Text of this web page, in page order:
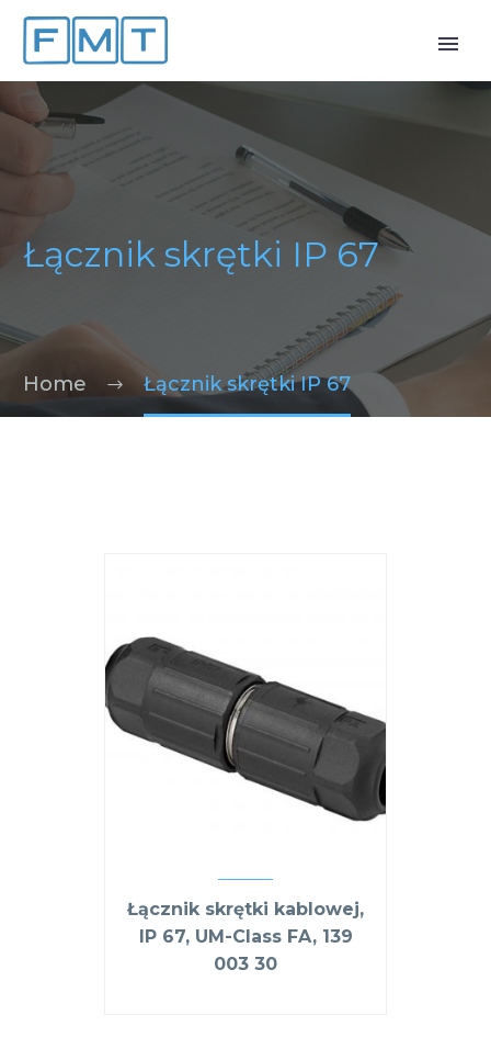
Łącznik skrętki IP 67
Home Łącznik skrętki IP 67
Łącznik skrętki kablowej,
IP 67, UM-Class FA, 139
003 30